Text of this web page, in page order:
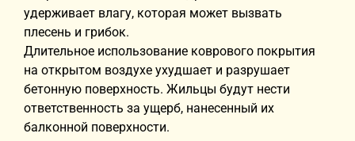
удерживает влагу, которая может вызвать
плесень и грибок.
Длительное использование коврового покрытия
на открытом воздухе ухудшает и разрушает
бетонную поверхность. Жильцы будут нести
ответственность за ущерб, нанесенный их
балконной поверхности.